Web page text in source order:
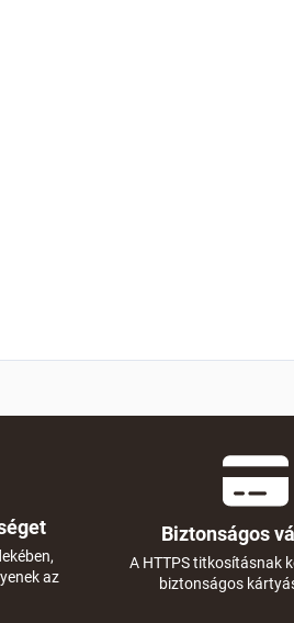
az
Biztonságos
A HTTPS titkosításnak
biztonságos